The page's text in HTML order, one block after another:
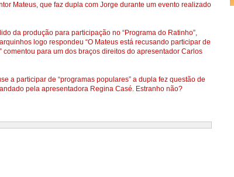
Mateus, que faz dupla com Jorge durante um evento realizado
da produção para participação no “Programa do Ratinho”,
logo respondeu “O Mateus está recusando participar de
para um dos braços direitos do apresentador Carlos
a participar de “programas populares” a dupla fez questão de
pela apresentadora Regina Casé. Estranho não?